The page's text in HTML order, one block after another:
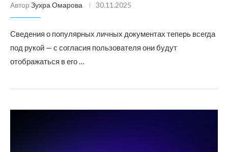
Автор Зухра Омарова 30.11.2025
Сведения о популярных личных документах теперь всегда
под рукой — с согласия пользователя они будут
отображаться в его …